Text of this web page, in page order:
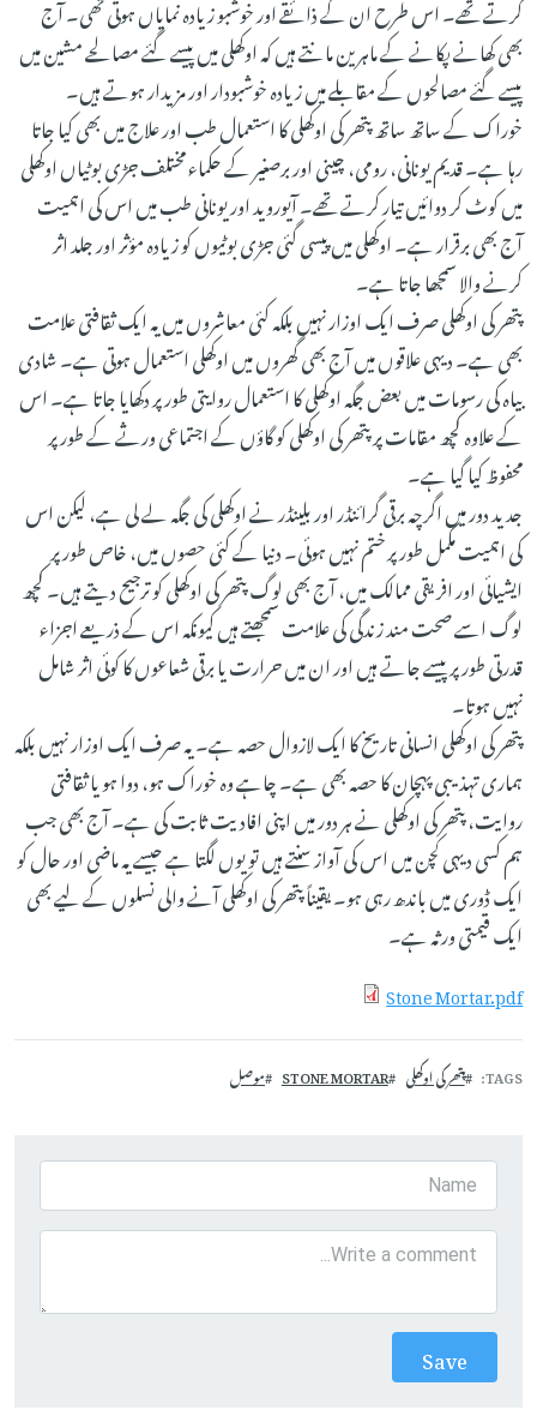
کرتے تھے۔ اس طرح ان کے ذائقے اور خوشبو زیادہ نمایاں ہوتی تھی۔ آج
بھی کھانے پکانے کے ماہرین مانتے ہیں کہ اوکھلی میں پیسے گئے مصالحے مشین میں
پیسے گئے مصالحوں کے مقابلے میں زیادہ خوشبودار اور مزیدار ہوتے ہیں۔
خوراک کے ساتھ ساتھ پتھر کی اوکھلی کا استعمال طب اور علاج میں بھی کیا جاتا
رہا ہے۔ قدیم یونانی، رومی، چینی اور برصغیر کے حکماء مختلف جڑی بوٹیاں اوکھلی
میں کوٹ کر دوائیں تیار کرتے تھے۔ آیوروید اور یونانی طب میں اس کی اہمیت
آج بھی برقرار ہے۔ اوکھلی میں پیسی گئی جڑی بوٹیوں کو زیادہ مؤثر اور جلد اثر
کرنے والا سمجھا جاتا ہے۔
پتھر کی اوکھلی صرف ایک اوزار نہیں بلکہ کئی معاشروں میں یہ ایک ثقافتی علامت
بھی ہے۔ دیہی علاقوں میں آج بھی گھروں میں اوکھلی استعمال ہوتی ہے۔ شادی
بیاہ کی رسومات میں بعض جگہ اوکھلی کا استعمال روایتی طور پر دکھایا جاتا ہے۔ اس
کے علاوہ کچھ مقامات پر پتھر کی اوکھلی کو گاؤں کے اجتماعی ورثے کے طور پر
محفوظ کیا گیا ہے۔
جدید دور میں اگرچہ برقی گرائنڈر اور بلینڈر نے اوکھلی کی جگہ لے لی ہے، لیکن اس
کی اہمیت مکمل طور پر ختم نہیں ہوئی۔ دنیا کے کئی حصوں میں، خاص طور پر
ایشیائی اور افریقی ممالک میں، آج بھی لوگ پتھر کی اوکھلی کو ترجیح دیتے ہیں۔ کچھ
لوگ اسے صحت مند زندگی کی علامت سمجھتے ہیں کیونکہ اس کے ذریعے اجزاء
قدرتی طور پر پیسے جاتے ہیں اور ان میں حرارت یا برقی شعاعوں کا کوئی اثر شامل
نہیں ہوتا۔
پتھر کی اوکھلی انسانی تاریخ کا ایک لازوال حصہ ہے۔ یہ صرف ایک اوزار نہیں بلکہ
ہماری تہذیبی پہچان کا حصہ بھی ہے۔ چاہے وہ خوراک ہو، دوا ہو یا ثقافتی
روایت، پتھر کی اوکھلی نے ہر دور میں اپنی افادیت ثابت کی ہے۔ آج بھی جب
ہم کسی دیہی کچن میں اس کی آواز سنتے ہیں تو یوں لگتا ہے جیسے یہ ماضی اور حال کو
ایک ڈوری میں باندھ رہی ہو۔ یقیناً پتھر کی اوکھلی آنے والی نسلوں کے لیے بھی
ایک قیمتی ورثہ ہے۔
Stone Mortar.pdf
TAGS پتھر کی اوکھلی STONE MORTAR موصل